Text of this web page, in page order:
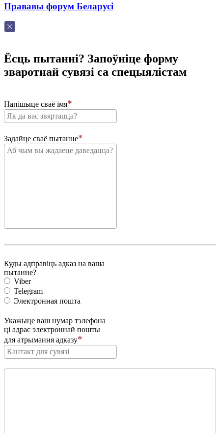
Прававы форум Беларусі
Ёсць пытанні? Запоўніце форму
зваротнай сувязі са спецыялістам
Напішыце сваё імя
Задайце сваё пытанне
Куды адправіць адказ на ваша
пытанне?
Viber
Telegram
Электронная пошта
Укажыце ваш нумар тэлефона
ці адрас электроннай пошты
для атрымання адказу